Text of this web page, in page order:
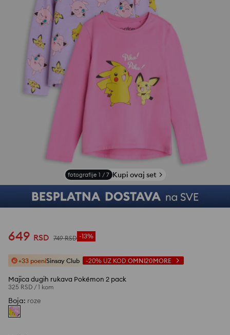
fotografije 1 / 7 Kupi ovaj set
649 RSD 749 RSD -13%
+33 poeniSinsay Club -20% UZ KOD OMNI20MORE
Majica dugih rukava Pokémon 2 pack
325 RSD /1 kom
Boja: roze